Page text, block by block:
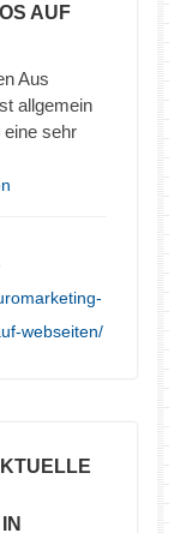
AUF
Aus
allgemein
eine sehr
webseiten/